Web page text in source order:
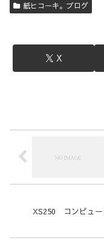
紙ヒコーキ。ブログ
X
XS250 コンピュ